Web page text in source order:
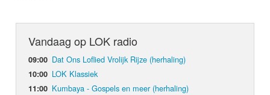
Webcam
Info
Vandaag op LOK radio
09:00 Dat Ons Loflied Vrolijk Rijze (herhaling)
10:00 LOK Klassiek
11:00 Kumbaya - Gospels en meer (herhaling)